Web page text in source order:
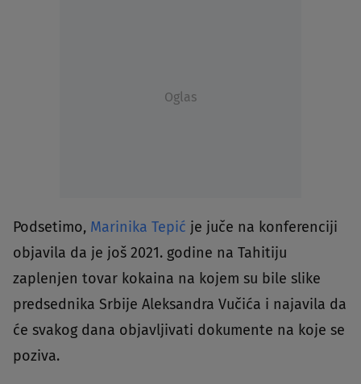
Oglas
Podsetimo, Marinika Tepić je juče na konferenciji
objavila da je još 2021. godine na Tahitiju
zaplenjen tovar kokaina na kojem su bile slike
predsednika Srbije Aleksandra Vučića i najavila da
će svakog dana objavljivati dokumente na koje se
poziva.